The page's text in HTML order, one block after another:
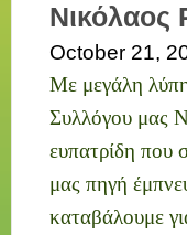
October 21,
Με μεγάλη
Συλλόγου μας
ευπατρίδη που
μας πηγή
καταβάλουμε